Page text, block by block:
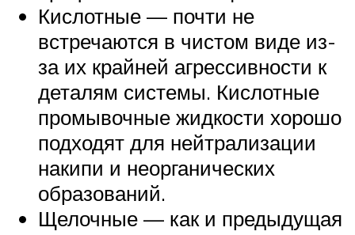
Кислотные — почти не
встречаются в чистом виде из-
за их крайней агрессивности к
деталям системы. Кислотные
промывочные жидкости хорошо
подходят для нейтрализации
накипи и неорганических
образований.
Щелочные — как и предыдущая